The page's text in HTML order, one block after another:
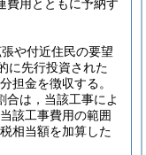
費用とともに予納す
や付近住民の要望
に先行投資された
担金を徴収する。
合は，当該工事によ
該工事費用の範囲
相当額を加算した